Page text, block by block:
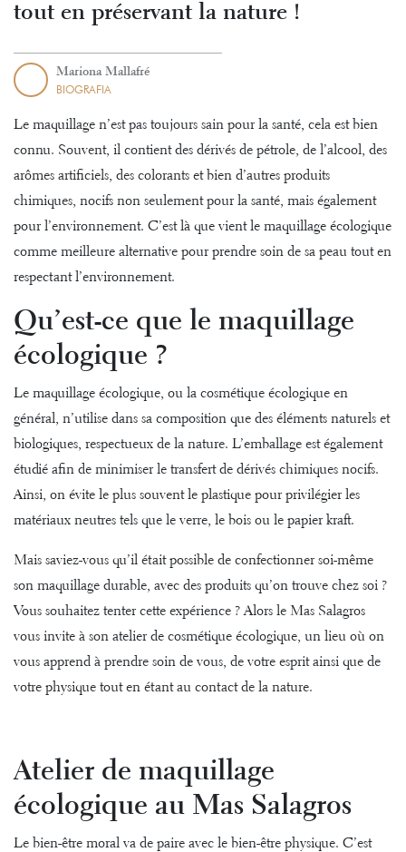
tout en préservant la nature !
Mariona Mallafré
BIOGRAFIA
Le maquillage n’est pas toujours sain pour la santé, cela est bien
connu. Souvent, il contient des dérivés de pétrole, de l’alcool, des
arômes artificiels, des colorants et bien d’autres produits
chimiques, nocifs non seulement pour la santé, mais également
pour l’environnement. C’est là que vient le maquillage écologique
comme meilleure alternative pour prendre soin de sa peau tout en
respectant l’environnement.
Qu’est-ce que le maquillage
écologique ?
Le maquillage écologique, ou la cosmétique écologique en
général, n’utilise dans sa composition que des éléments naturels et
biologiques, respectueux de la nature. L’emballage est également
étudié afin de minimiser le transfert de dérivés chimiques nocifs.
Ainsi, on évite le plus souvent le plastique pour privilégier les
matériaux neutres tels que le verre, le bois ou le papier kraft.
Mais saviez-vous qu’il était possible de confectionner soi-même
son maquillage durable, avec des produits qu’on trouve chez soi ?
Vous souhaitez tenter cette expérience ? Alors le Mas Salagros
vous invite à son atelier de cosmétique écologique, un lieu où on
vous apprend à prendre soin de vous, de votre esprit ainsi que de
votre physique tout en étant au contact de la nature.
Atelier de maquillage
écologique au Mas Salagros
Le bien-être moral va de paire avec le bien-être physique. C’est